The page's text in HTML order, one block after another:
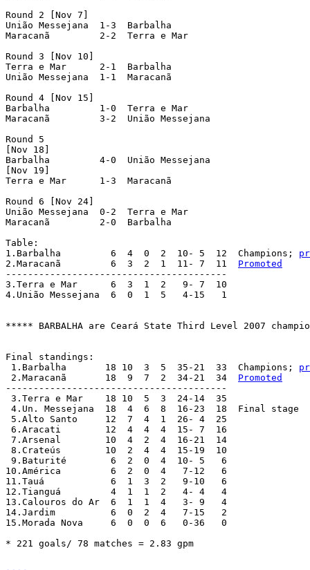
Round 2 [Nov 7]
União Messejana	 1-3  Barbalha
Maracanã	 2-2  Terra e Mar
Round 3 [Nov 10]
Terra e Mar	 2-1  Barbalha
União Messejana	 1-1  Maracanã
Round 4 [Nov 15]
Barbalha	 1-0  Terra e Mar
Maracanã	 3-2  União Messejana
Round 5
[Nov 18]
Barbalha	 4-0  União Messejana
[Nov 19]
Terra e Mar	 1-3  Maracanã
Round 6 [Nov 24]
União Messejana	 0-2  Terra e Mar
Maracanã	 2-0  Barbalha
Table:
1.Barbalha	   6  4  0  2  10- 5  12  Champions;
2.Maracanã 	   6  3  2  1  11- 7  11 Promoted
----------------------------------------
3.Terra e Mar	   6  3  1  2   9- 7  10
4.União Messejana  6  0  1  5   4-15   1
***** BARBALHA are Ceará State Third Level 2007
Final standings:
1.Barbalha	  18 10  3  5  35-21  33  Champions;
2.Maracanã 	  18  9  7  2  34-21  34 Promoted
----------------------------------------
3.Terra e Mar	  18 10  5  3  24-14  35
4.Un. Messejana  18  4  6  8  16-23  18  Final stage
5.Alto Santo 	  12  7  4  1  26- 4  25
6.Aracati  	  12  4  4  4  15- 7  16
7.Arsenal	  10  4  2  4  16-21  14
8.Crateús	  10  2  4  4  15-19  10
9.Baturité 	   6  2  0  4  10- 5   6
10.América	   6  2  0  4   7-12   6
11.Tauá		   6  1  3  2   9-10   6
12.Tianguá	   4  1  1  2   4- 4   4
13.Calouros do Ar  6  1  1  4   3- 9   4
14.Jardim	   6  0  2  4   7-15   2
15.Morada Nova	   6  0  0  6   0-36   0
* 221 goals/ 78 matches = 2.83 gpm